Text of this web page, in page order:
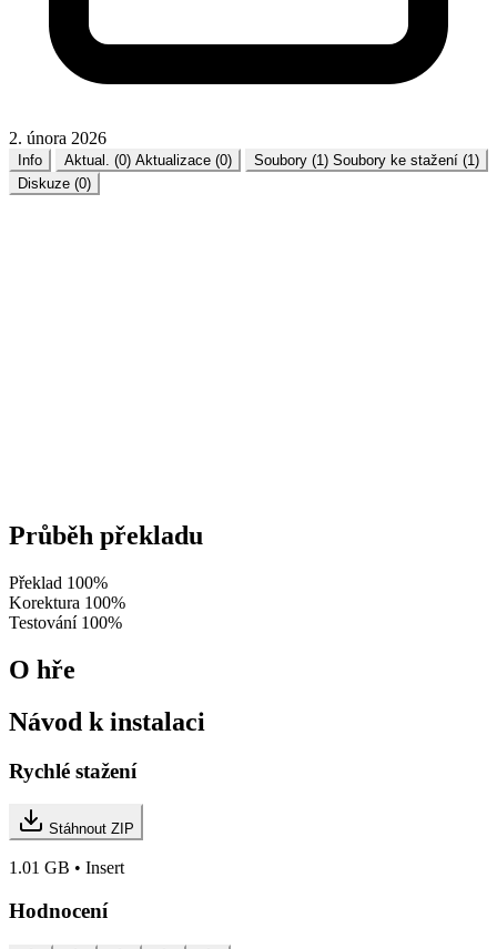
2. února 2026
Info Aktual. (0) Aktualizace (0) Soubory (1) Soubory ke stažení (1)
Diskuze (0)
Průběh překladu
Překlad 100%
Korektura 100%
Testování 100%
O hře
Návod k instalaci
Rychlé stažení
Stáhnout ZIP
1.01 GB • Insert
Hodnocení